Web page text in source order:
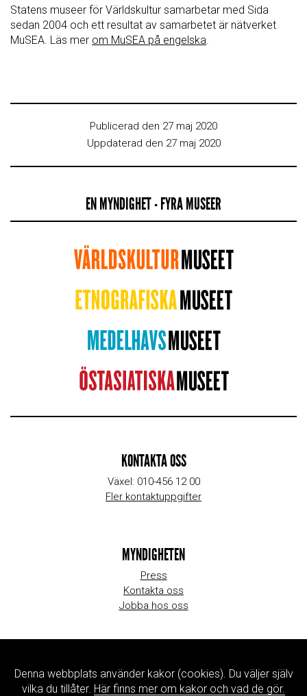
Denna webbplats använder kakor (cookies). Du väljer själv
vilka du tillåter. Här finns mer om kakor och vad de gör.
Statens museer för Världskultur samarbetar med Sida
sedan 2004 och ett resultat av samarbetet är nätverket
MuSEA. Läs mer om MuSEA på engelska.
Publicerad den 27 maj 2020
Uppdaterad den 27 maj 2020
EN MYNDIGHET - FYRA MUSEER
KONTAKTA OSS
Växel: 010-456 12 00
Fler kontaktuppgifter
MYNDIGHETEN
Press
Kontakta oss
Jobba hos oss
WEBBPLATSINFORMATION
Om webbplatsen